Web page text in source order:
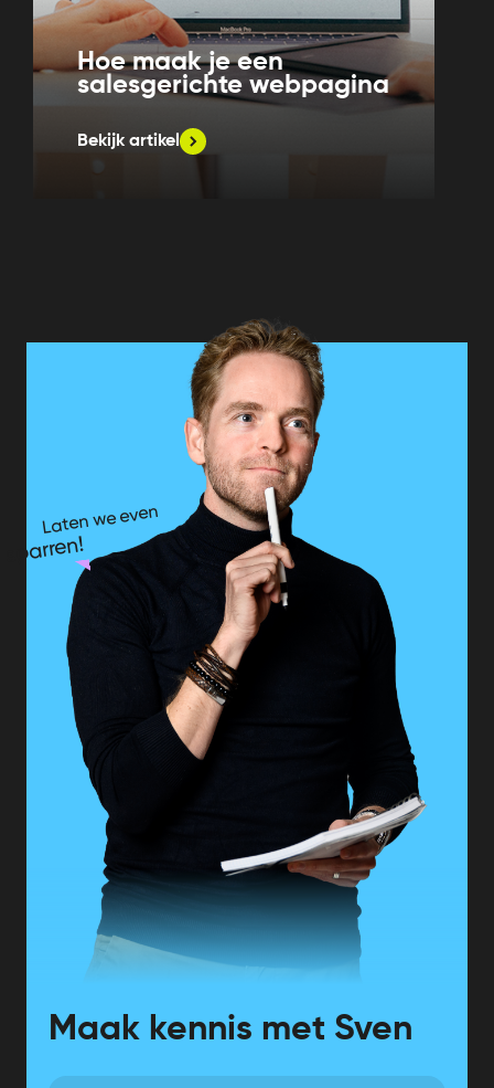
Hoe maak je een
salesgerichte webpagina
Bekijk artikel
Laten we even
sparren!
Maak kennis met Sven